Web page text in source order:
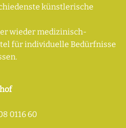
künstlerische
wieder medizinisch-
für individuelle Bedürfnisse
0116 60